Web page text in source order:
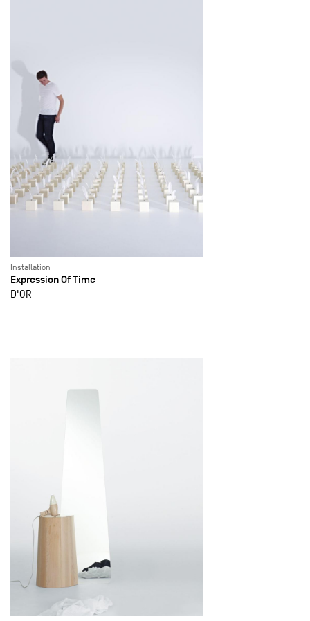
Installation
Expression Of Time
D'OR